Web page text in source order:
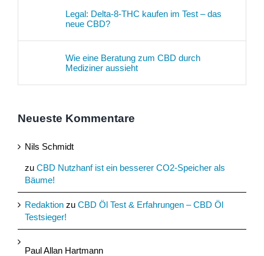
Legal: Delta-8-THC kaufen im Test – das
neue CBD?
Wie eine Beratung zum CBD durch
Mediziner aussieht
Neueste Kommentare
Nils Schmidt
zu CBD Nutzhanf ist ein besserer CO2-Speicher als
Bäume!
Redaktion zu CBD Öl Test & Erfahrungen – CBD Öl
Testsieger!
Paul Allan Hartmann